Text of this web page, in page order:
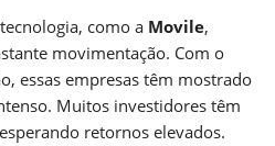
como a Movile,
movimentação. Com o
essas empresas têm mostrado
Muitos investidores têm
retornos elevados.